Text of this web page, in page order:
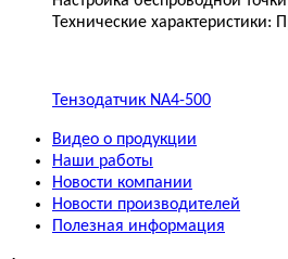
Технические характеристики:
Тензодатчик NA4-500
Видео о продукции
Наши работы
Новости компании
Новости производителей
Полезная информация